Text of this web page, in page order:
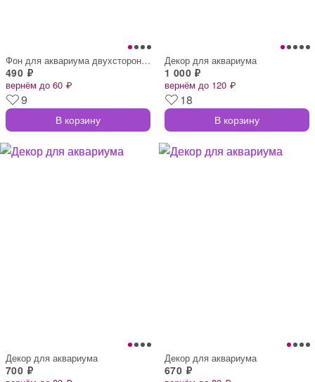
Фон для аквариума двухсторонний, 50×115
490 ₽
вернём до 60 ₽
9
В корзину
Декор для аквариума
1 000 ₽
вернём до 120 ₽
18
В корзину
Декор для аквариума
700 ₽
Декор для аквариума
670 ₽